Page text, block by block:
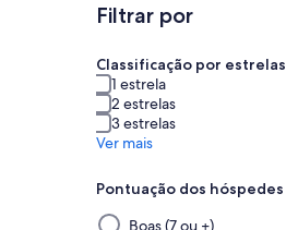
Filtrar por
Classificação por estrelas
1 estrela
2 estrelas
3 estrelas
Ver mais
Pontuação dos hóspedes
Selecionar
Boas (7 ou +)